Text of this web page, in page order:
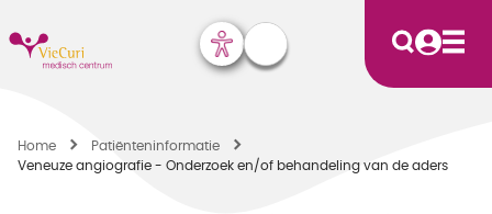
Home
Patiënten­informatie
Veneuze angiografie - Onderzoek en/of behandeling van de aders